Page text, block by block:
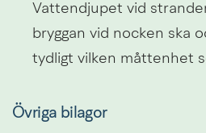
Vattendjupet vid
bryggan vid nocken ska
tydligt vilken måttenhet
Övriga bilagor